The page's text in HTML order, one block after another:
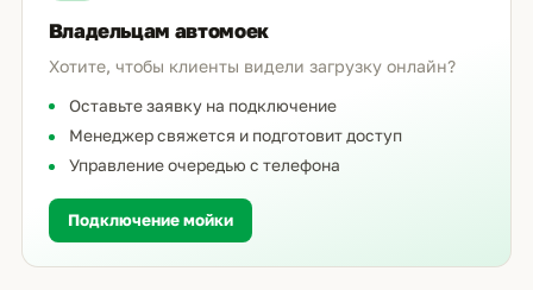
Владельцам автомоек
Хотите, чтобы клиенты видели загрузку онлайн?
Оставьте заявку на подключение
Менеджер свяжется и подготовит доступ
Управление очередью с телефона
Подключение мойки